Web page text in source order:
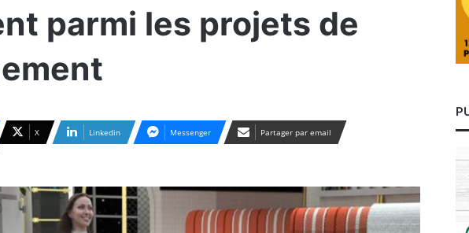
parmi les projets de
X Linkedin Messenger Partager par email